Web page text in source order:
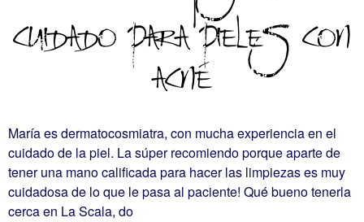
Cuidado para pieles con
acné
María es dermatocosmiatra, con mucha experiencia en el
cuidado de la piel. La súper recomiendo porque aparte de
tener una mano calificada para hacer las limpiezas es muy
cuidadosa de lo que le pasa al paciente! Qué bueno tenerla
cerca en La Scala, do